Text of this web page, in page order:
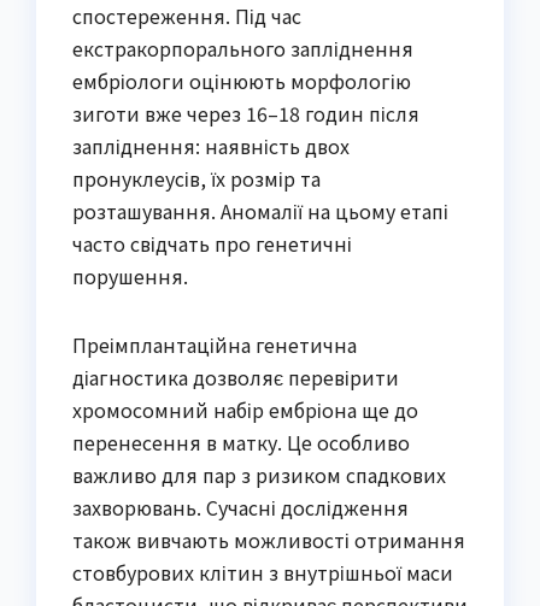
спостереження. Під час
екстракорпорального запліднення
ембріологи оцінюють морфологію
зиготи вже через 16–18 годин після
запліднення: наявність двох
пронуклеусів, їх розмір та
розташування. Аномалії на цьому етапі
часто свідчать про генетичні
порушення.
Преімплантаційна генетична
діагностика дозволяє перевірити
хромосомний набір ембріона ще до
перенесення в матку. Це особливо
важливо для пар з ризиком спадкових
захворювань. Сучасні дослідження
також вивчають можливості отримання
стовбурових клітин з внутрішньої маси